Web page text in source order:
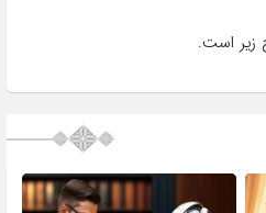
زیر است.